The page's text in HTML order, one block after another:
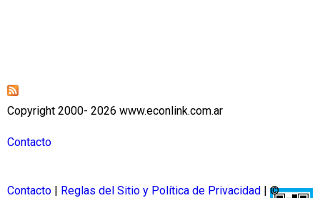
Copyright 2000- 2026 www.econlink.com.ar
Contacto
Contacto Reglas del Sitio y Política de Privacidad | ©